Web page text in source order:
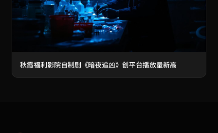
秋霞福利影院自制剧《暗夜追凶》创平台播放量新高